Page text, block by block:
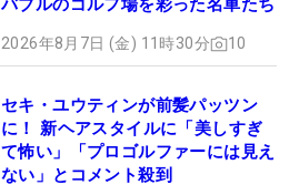
バブルのゴルフ場を彩った名車たち
2026年8月7日 (金) 11時30分 10
セキ・ユウティンが前髪パッツン
に！ 新ヘアスタイルに「美しすぎ
て怖い」「プロゴルファーには見え
ない」とコメント殺到